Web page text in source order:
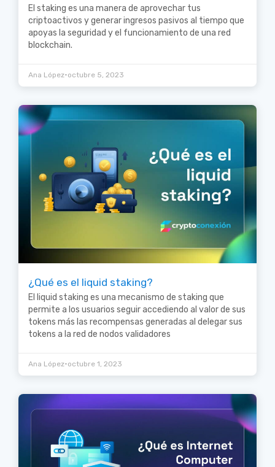
El staking es una manera de aprovechar tus
criptoactivos y generar ingresos pasivos al tiempo que
apoyas la seguridad y el funcionamiento de una red
blockchain.
Ana López•octubre 5, 2023
¿Qué es el liquid staking?
El liquid staking es una mecanismo de staking que
permite a los usuarios seguir accediendo al valor de sus
tokens más las recompensas generadas al delegar sus
tokens a la red de nodos validadores
Ana López•octubre 1, 2023